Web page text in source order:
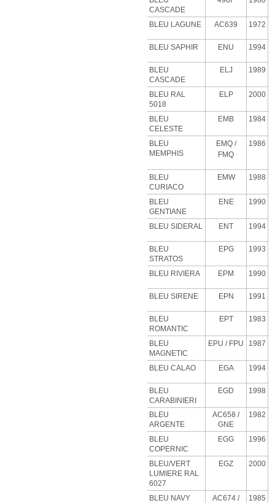
CASCADE
BLEU LAGUNE AC639 1972
BLEU SAPHIR ENU 1994
BLEU
CASCADE
ELJ 1989
BLEU RAL
5018
ELP 2000
BLEU
CELESTE
EMB 1984
BLEU
MEMPHIS
EMQ /
FMQ
1986
BLEU
CURIACO
EMW 1988
BLEU
GENTIANE
ENE 1990
BLEU SIDERAL ENT 1994
BLEU
STRATOS
EPG 1993
BLEU RIVIERA EPM 1990
BLEU SIRENE EPN 1991
BLEU
ROMANTIC
EPT 1983
BLEU
MAGNETIC
EPU / FPU 1987
BLEU CALAO EGA 1994
BLEU
CARABINIERI
EGD 1998
BLEU
ARGENTE
AC658 /
GNE
1982
BLEU
COPERNIC
EGG 1996
BLEU/VERT
LUMIERE RAL
6027
EGZ 2000
BLEU NAVY
AC674 /
1985